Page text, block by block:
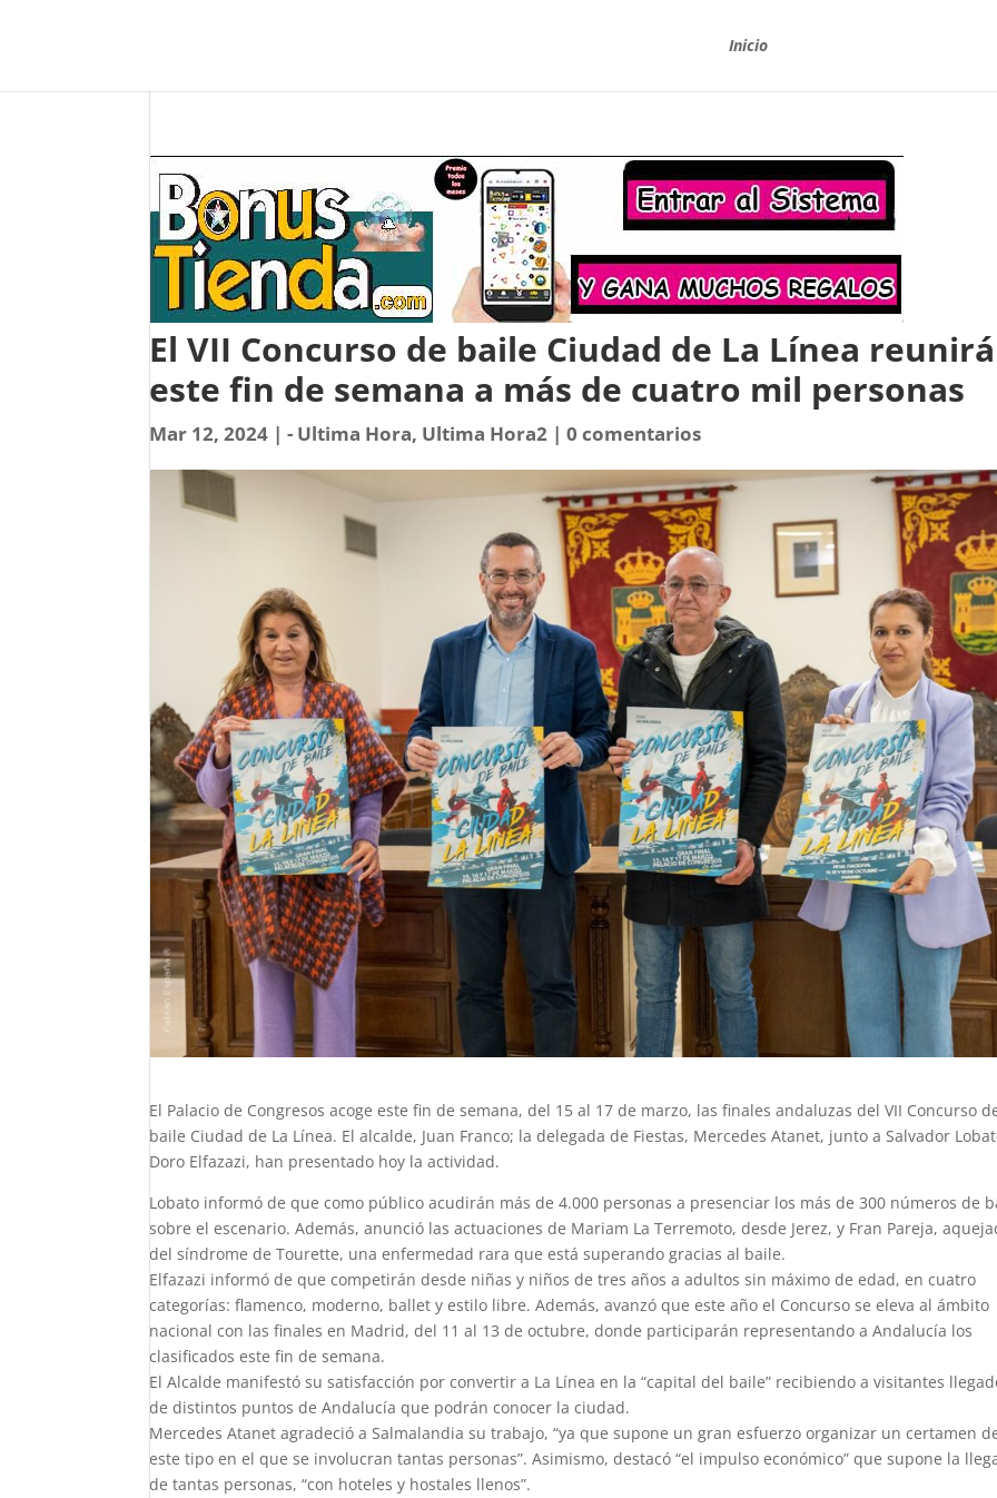
Inicio
El VII Concurso de baile Ciudad de La Línea reunirá
este fin de semana a más de cuatro mil personas
Mar 12, 2024 |- Ultima Hora, Ultima Hora2 |0 comentarios
El Palacio de Congresos acoge este fin de semana, del 15 al 17 de marzo, las finales andaluzas del VII Concurso
baile Ciudad de La Línea. El alcalde, Juan Franco; la delegada de Fiestas, Mercedes Atanet, junto a Salvador
Doro Elfazazi, han presentado hoy la actividad.
Lobato informó de que como público acudirán más de 4.000 personas a presenciar los más de 300 números de
sobre el escenario. Además, anunció las actuaciones de Mariam La Terremoto, desde Jerez, y Fran Pareja,
del síndrome de Tourette, una enfermedad rara que está superando gracias al baile.
Elfazazi informó de que competirán desde niñas y niños de tres años a adultos sin máximo de edad, en cuatro
categorías: flamenco, moderno, ballet y estilo libre. Además, avanzó que este año el Concurso se eleva al ámbito
nacional con las finales en Madrid, del 11 al 13 de octubre, donde participarán representando a Andalucía los
clasificados este fin de semana.
El Alcalde manifestó su satisfacción por convertir a La Línea en la “capital del baile” recibiendo a visitantes
de distintos puntos de Andalucía que podrán conocer la ciudad.
Mercedes Atanet agradeció a Salmalandia su trabajo, “ya que supone un gran esfuerzo organizar un certamen
este tipo en el que se involucran tantas personas”. Asimismo, destacó “el impulso económico” que supone la
de tantas personas, “con hoteles y hostales llenos”.